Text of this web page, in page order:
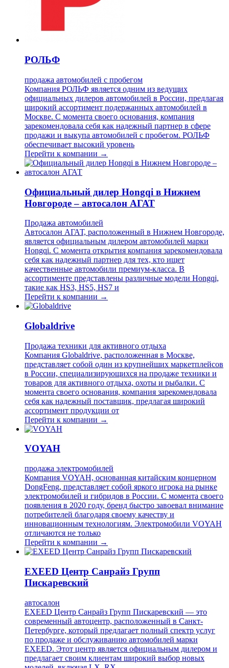
РОЛЬФ
продажа автомобилей с пробегом
Компания РОЛЬФ является одним из ведущих
официальных дилеров автомобилей в России, предлагая
широкий ассортимент подержанных автомобилей в
Москве. С момента своего основания, компания
зарекомендовала себя как надежный партнер в сфере
продажи и выкупа автомобилей с пробегом. РОЛЬФ
обеспечивает высокий уровень
Перейти к компании →
Официальный дилер Hongqi в Нижнем
Новгороде – автосалон АГАТ
Продажа автомобилей
Автосалон АГАТ, расположенный в Нижнем Новгороде,
является официальным дилером автомобилей марки
Hongqi. С момента открытия компания зарекомендовала
себя как надежный партнер для тех, кто ищет
качественные автомобили премиум-класса. В
ассортименте представлены различные модели Hongqi,
такие как HS3, HS5, HS7 и
Перейти к компании →
Globaldrive
Продажа техники для активного отдыха
Компания Globaldrive, расположенная в Москве,
представляет собой один из крупнейших маркетплейсов
в России, специализирующихся на продаже техники и
товаров для активного отдыха, охоты и рыбалки. С
момента своего основания, компания зарекомендовала
себя как надежный поставщик, предлагая широкий
ассортимент продукции от
Перейти к компании →
VOYAH
продажа электромобилей
Компания VOYAH, основанная китайским концерном
DongFeng, представляет собой яркого игрока на рынке
электромобилей и гибридов в России. С момента своего
появления в 2020 году, бренд быстро завоевал внимание
потребителей благодаря своему качеству и
инновационным технологиям. Электромобили VOYAH
отличаются не только
Перейти к компании →
EXEED Центр Санрайз Групп
Пискаревский
автосалон
EXEED Центр Санрайз Групп Пискаревский — это
современный автоцентр, расположенный в Санкт-
Петербурге, который предлагает полный спектр услуг
по продаже и обслуживанию автомобилей марки
EXEED. Этот центр является официальным дилером и
предлагает своим клиентам широкий выбор новых